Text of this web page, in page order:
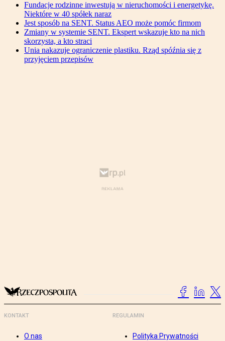
Fundacje rodzinne inwestują w nieruchomości i energetykę.
Niektóre w 40 spółek naraz
Jest sposób na SENT. Status AEO może pomóc firmom
Zmiany w systemie SENT. Ekspert wskazuje kto na nich
skorzysta, a kto straci
Unia nakazuje ograniczenie plastiku. Rząd spóźnia się z
przyjęciem przepisów
KONTAKT
O nas
REGULAMIN
Polityka Prywatności